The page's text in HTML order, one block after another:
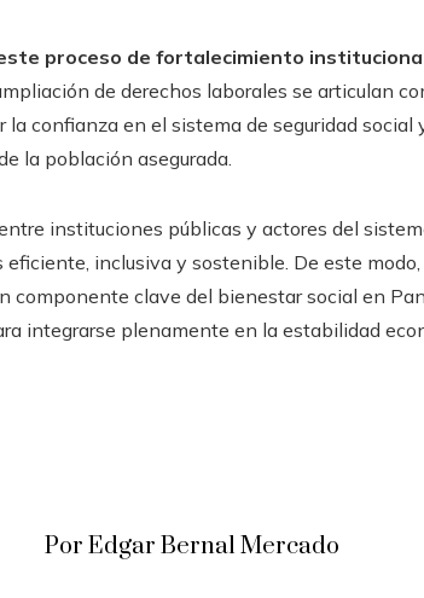
proceso de fortalecimiento
de derechos laborales se articulan
confianza en el sistema de seguridad social
la población asegurada.
instituciones públicas y actores del
inclusiva y sostenible. De este
componente clave del bienestar social en
integrarse plenamente en la estabilidad
Por Edgar Bernal Mercado